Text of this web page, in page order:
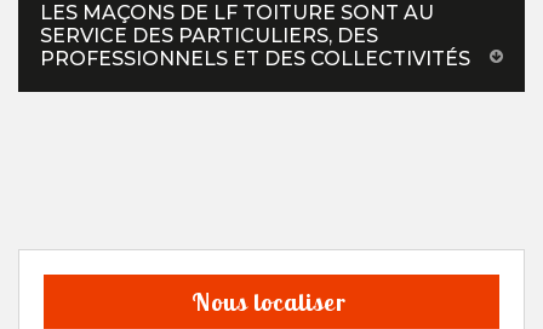
LES MAÇONS DE LF TOITURE SONT AU
SERVICE DES PARTICULIERS, DES
PROFESSIONNELS ET DES COLLECTIVITÉS
Nous localiser